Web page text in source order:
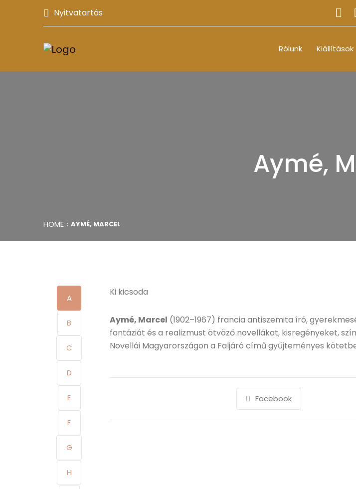
Nyitvatartás
Rólunk Kiállítások
Aymé,
HOME AYMÉ, MARCEL
A
B
C
D
E
F
G
H
Ki kicsoda
Aymé, Marcel (1902–1967) francia antiszemita író,
fantáziát és a realizmust ötvöző novellákat, kisregényeket,
Novellái Magyarországon a Faljáró című gyűjteményes
Facebook